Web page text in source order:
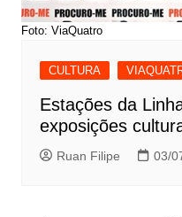
Foto: ViaQuatro
CULTURA
Estações da
exposições
Ruan Filipe 03/